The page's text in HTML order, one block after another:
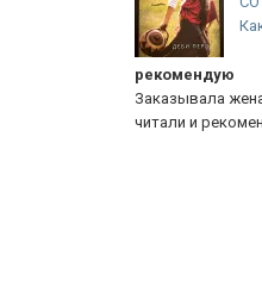
Книга
Книга